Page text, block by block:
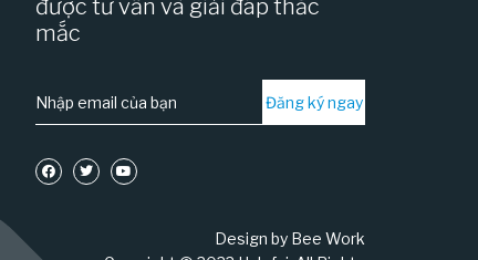
được tư vấn và giải đáp thắc
mắc
Đăng ký ngay
Design by Bee Work